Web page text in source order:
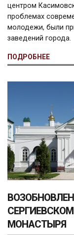
центром
проблемах
молодежи, были
заведений города.
ПОДРОБНЕЕ
МОНАСТЫРЯ